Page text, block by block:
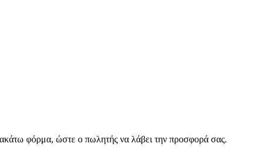
φόρμα, ώστε ο πωλητής να λάβει την προσφορά σας.